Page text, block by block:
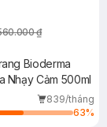
₫
Bioderma
Nhạy Cảm 500ml
839/tháng
63%